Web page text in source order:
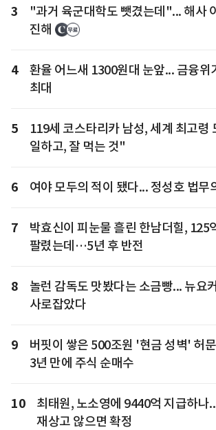
3
"과거 육군대학도 뺏겼는데"... 해사
진해
4
환율 어느새 1300원대 눈앞... 금융위
최대
5
119세 코스타리카 남성, 세계 최고
일하고, 잘 먹는 것"
6 여야 모두의 적이 됐다... 정성호 법무
7
박효신이 피눈물 흘린 한남더힐, 125
팔렸는데…5년 후 반전
8
놀런 감독도 맛봤다는 소금빵... 뉴요
사로잡았다
9
버핏이 쌓은 500조원 '현금 성벽' 허
3년 만에 주식 순매수
10
최태원, 노소영에 9440억 지급하나
재상고 않으면 확정